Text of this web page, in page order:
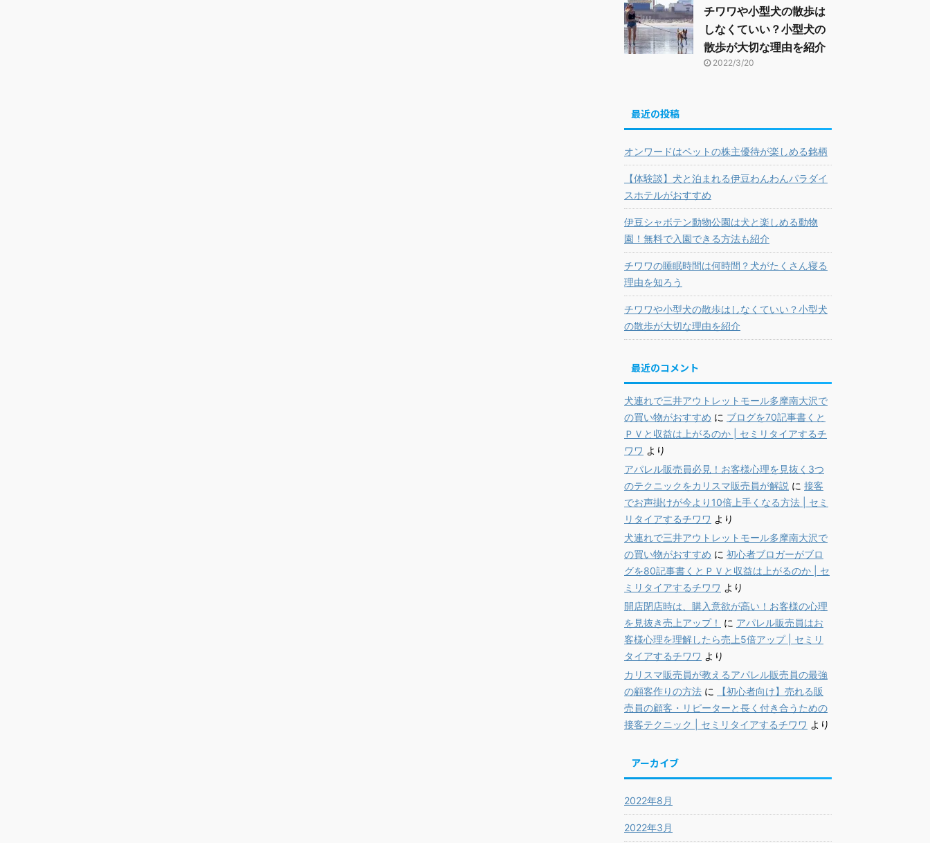
チワワや小型犬の散歩は
しなくていい？小型犬の
散歩が大切な理由を紹介
2022/3/20
最近の投稿
オンワードはペットの株主優待が楽しめる銘柄
【体験談】犬と泊まれる伊豆わんわんパラダイ
スホテルがおすすめ
伊豆シャボテン動物公園は犬と楽しめる動物
園！無料で入園できる方法も紹介
チワワの睡眠時間は何時間？犬がたくさん寝る
理由を知ろう
チワワや小型犬の散歩はしなくていい？小型犬
の散歩が大切な理由を紹介
最近のコメント
犬連れで三井アウトレットモール多摩南大沢で
の買い物がおすすめ に ブログを70記事書くと
ＰＶと収益は上がるのか | セミリタイアするチ
ワワ より
アパレル販売員必見！お客様心理を見抜く3つ
のテクニックをカリスマ販売員が解説 に 接客
でお声掛けが今より10倍上手くなる方法 | セミ
リタイアするチワワ より
犬連れで三井アウトレットモール多摩南大沢で
の買い物がおすすめ に 初心者ブロガーがブロ
グを80記事書くとＰＶと収益は上がるのか | セ
ミリタイアするチワワ より
開店閉店時は、購入意欲が高い！お客様の心理
を見抜き売上アップ！
に アパレル販売員はお
客様心理を理解したら売上5倍アップ | セミリ
タイアするチワワ より
カリスマ販売員が教えるアパレル販売員の最強
の顧客作りの方法 に
【初心者向け】売れる販
売員の顧客・リピーターと長く付き合うための
接客テクニック | セミリタイアするチワワ より
アーカイブ
2022年8月
2022年3月